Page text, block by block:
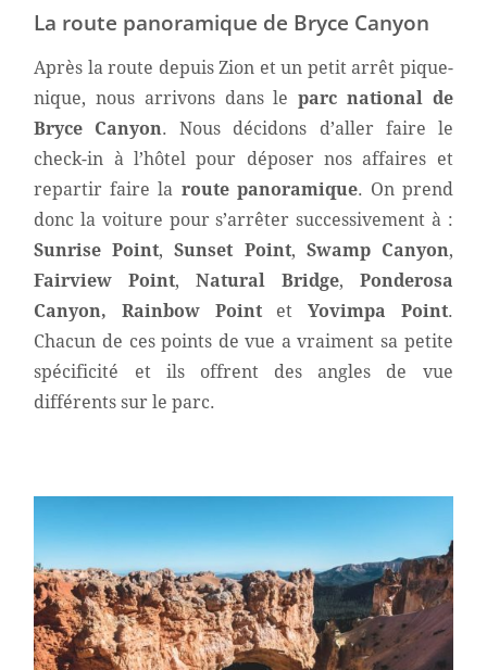
La route panoramique de Bryce Canyon
Après la route depuis Zion et un petit arrêt pique-
nique, nous arrivons dans leparc national de
Bryce Canyon. Nous décidons d’aller faire le
check-in à l’hôtel pour déposer nos affaires et
repartir faire la route panoramique. On prend
donc la voiture pour s’arrêter successivement à :
Sunrise Point,Sunset Point, Swamp Canyon,
Fairview Point,Natural Bridge, Ponderosa
Canyon,
Rainbow Pointet Yovimpa Point.
Chacun de ces points de vue a vraiment sa petite
spécificité et ils offrent des angles de vue
différents sur le parc.